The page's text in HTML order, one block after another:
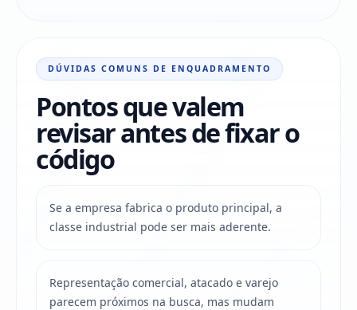
DÚVIDAS COMUNS DE ENQUADRAMENTO
Pontos que valem
revisar antes de fixar o
código
Se a empresa fabrica o produto principal, a
classe industrial pode ser mais aderente.
Representação comercial, atacado e varejo
parecem próximos na busca, mas mudam